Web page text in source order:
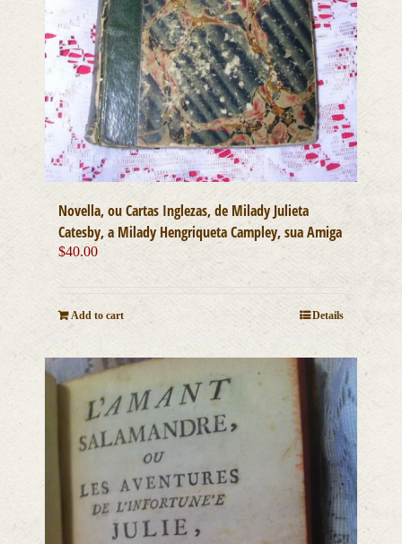
Novella, ou Cartas Inglezas, de Milady Julieta
Catesby, a Milady Hengriqueta Campley, sua Amiga
$40.00
Add to cart Details